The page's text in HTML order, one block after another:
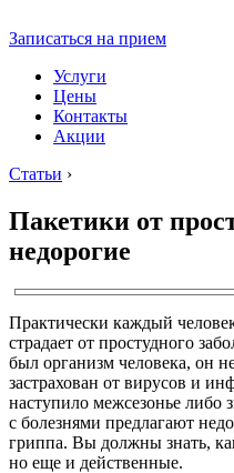
Записаться на прием
Услуги
Цены
Контакты
Акции
Статьи ›
Пакетики от
недорогие
Практически каждый
страдает от простудного
был организм человека, он
застрахован от вирусов и
наступило межсезонье либо
с болезнями предлагают
гриппа. Вы должны знать,
но еще и действенные.